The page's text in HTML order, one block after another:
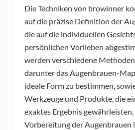
Die Techniken von browinner
auf die präzise Definition der
die auf die individuellen
persönlichen Vorlieben
werden verschiedene
darunter das Augenbrauen-
ideale Form zu bestimmen,
Werkzeuge und Produkte, die
exaktes Ergebnis
Vorbereitung der Augenbrauen